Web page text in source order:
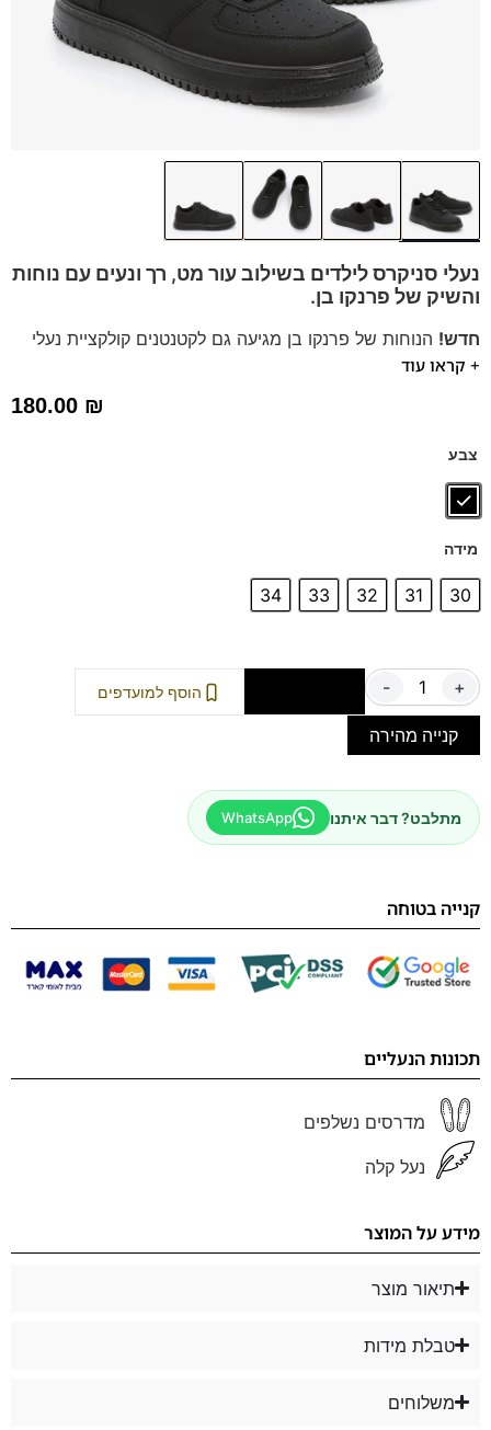
נעלי סניקרס לילדים בשילוב עור מט, רך ונעים עם נוחות
והשיק של פרנקו בן.
חדש! הנוחות של פרנקו בן מגיעה גם לקטנטנים קולקציית נעלי
ילדים במידות 30-34
+ קראו עוד
180.00 ₪
צבע
מידה
30
31
32
33
34
- + הוסף למועדפים
קנייה מהירה
מתלבט? דבר איתנו WhatsApp
קנייה בטוחה
תכונות הנעליים
מדרסים נשלפים
נעל קלה
מידע על המוצר
תיאור מוצר
טבלת מידות
משלוחים